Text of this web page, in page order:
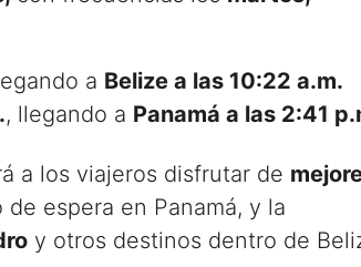
a Belize a las 10:22 a.m.
, llegando a Panamá a las 2:41
a los viajeros disfrutar de
espera en Panamá, y la
y otros destinos dentro de